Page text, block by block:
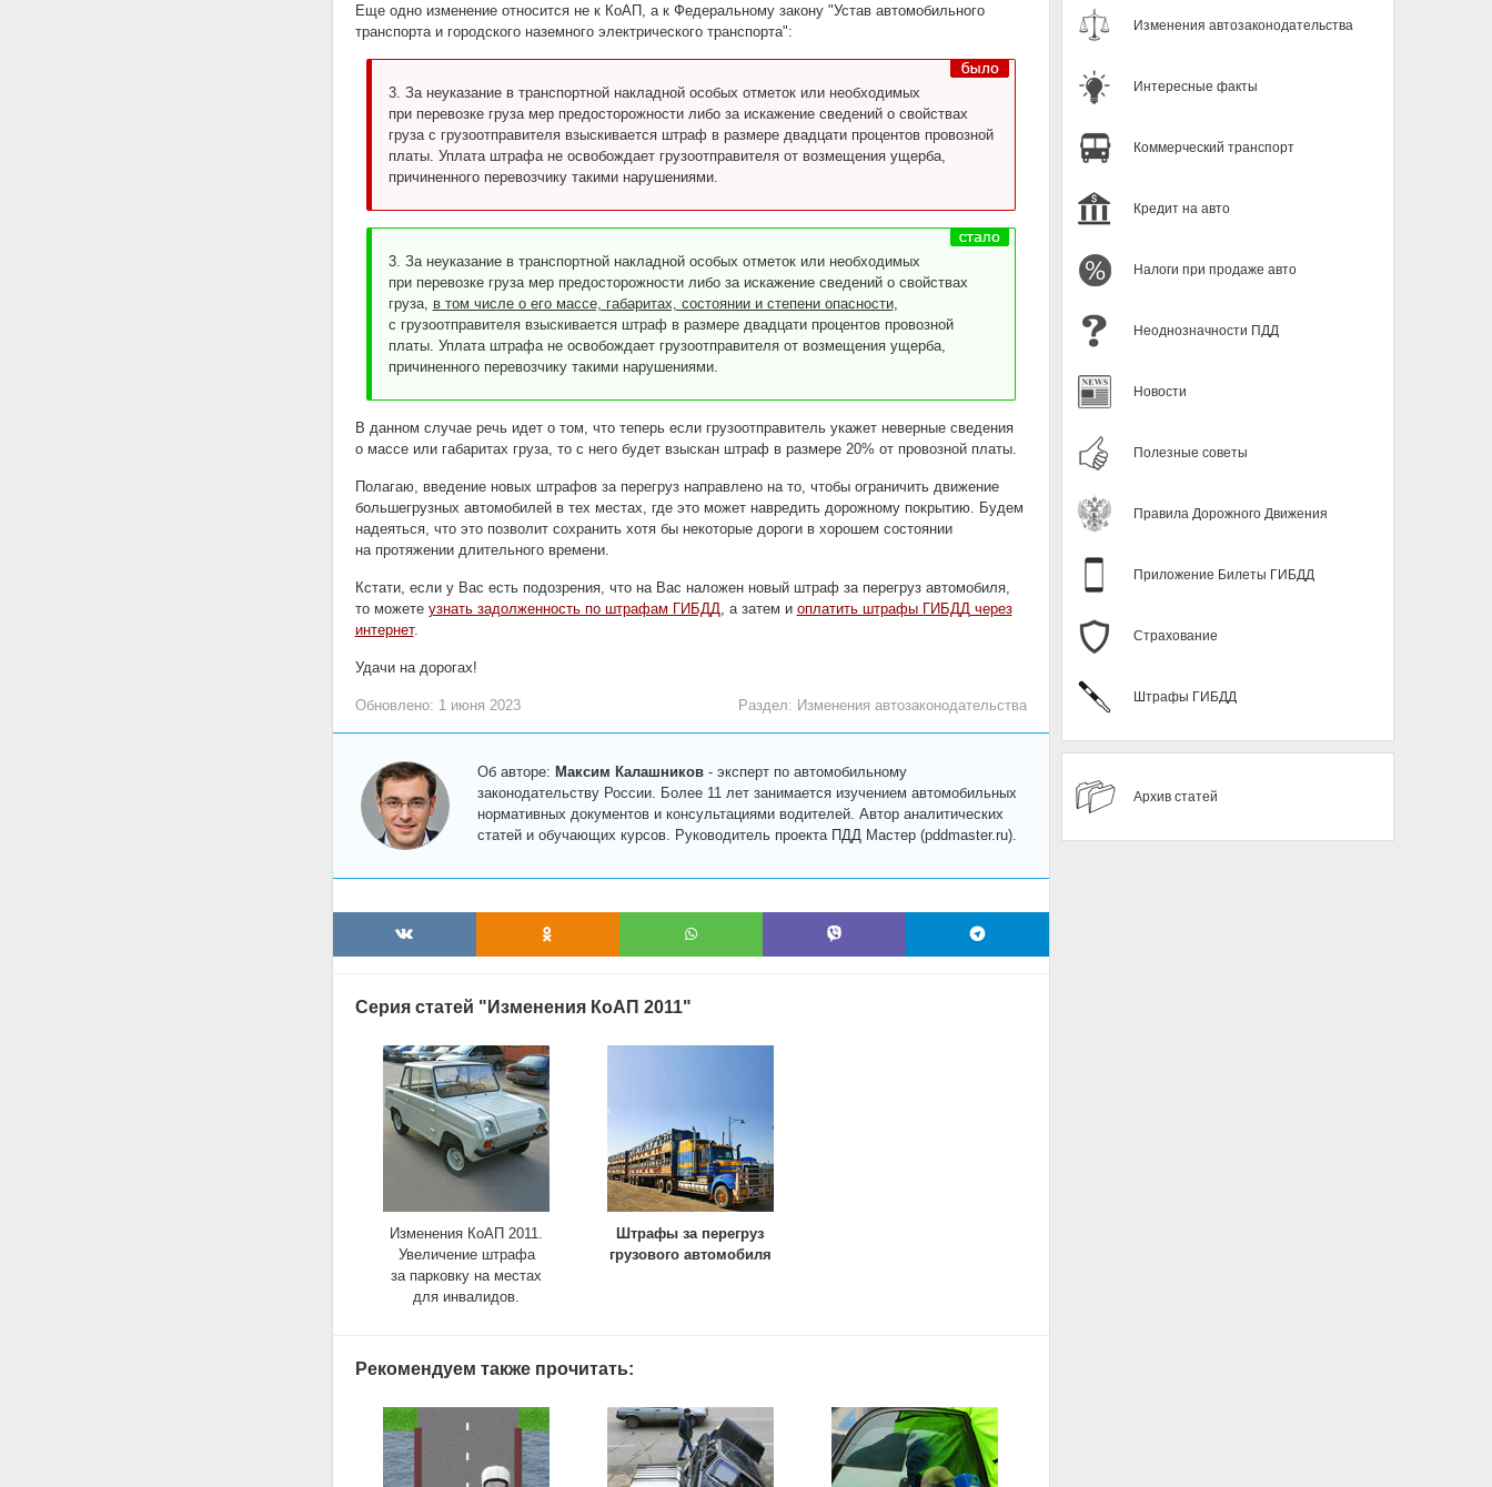
Еще одно изменение относится не к КоАП, а к Федеральному закону "Устав автомобильного
транспорта и городского наземного электрического транспорта":
3. За неуказание в транспортной накладной особых отметок или необходимых
при перевозке груза мер предосторожности либо за искажение сведений о свойствах
груза с грузоотправителя взыскивается штраф в размере двадцати процентов провозной
платы. Уплата штрафа не освобождает грузоотправителя от возмещения ущерба,
причиненного перевозчику такими нарушениями.
3. За неуказание в транспортной накладной особых отметок или необходимых
при перевозке груза мер предосторожности либо за искажение сведений о свойствах
груза, в том числе о его массе, габаритах, состоянии и степени опасности,
с грузоотправителя взыскивается штраф в размере двадцати процентов провозной
платы. Уплата штрафа не освобождает грузоотправителя от возмещения ущерба,
причиненного перевозчику такими нарушениями.
В данном случае речь идет о том, что теперь если грузоотправитель укажет неверные сведения
о массе или габаритах груза, то с него будет взыскан штраф в размере 20% от провозной платы.
Полагаю, введение новых штрафов за перегруз направлено на то, чтобы ограничить движение
большегрузных автомобилей в тех местах, где это может навредить дорожному покрытию. Будем
надеяться, что это позволит сохранить хотя бы некоторые дороги в хорошем состоянии
на протяжении длительного времени.
Кстати, если у Вас есть подозрения, что на Вас наложен новый штраф за перегруз автомобиля,
то можете узнать задолженность по штрафам ГИБДД , а затем и оплатить штрафы ГИБДД через
интернет.
Удачи на дорогах!
Обновлено: 1 июня 2023 Раздел: Изменения автозаконодательства
Об авторе: Максим Калашников- эксперт по автомобильному
законодательству России. Более 11 лет занимается изучением автомобильных
нормативных документов и консультациями водителей. Автор аналитических
статей и обучающих курсов. Руководитель проекта ПДД Мастер (pddmaster.ru).
Серия статей "Изменения КоАП 2011"
Изменения КоАП 2011.
Увеличение штрафа
за парковку на местах
для инвалидов.
Штрафы за перегруз
грузового автомобиля
Рекомендуем также прочитать:
Изменения автозаконодательства
Интересные факты
Коммерческий транспорт
Кредит на авто
Налоги при продаже авто
Неоднозначности ПДД
Новости
Полезные советы
Правила Дорожного Движения
Приложение Билеты ГИБДД
Страхование
Штрафы ГИБДД
Архив статей